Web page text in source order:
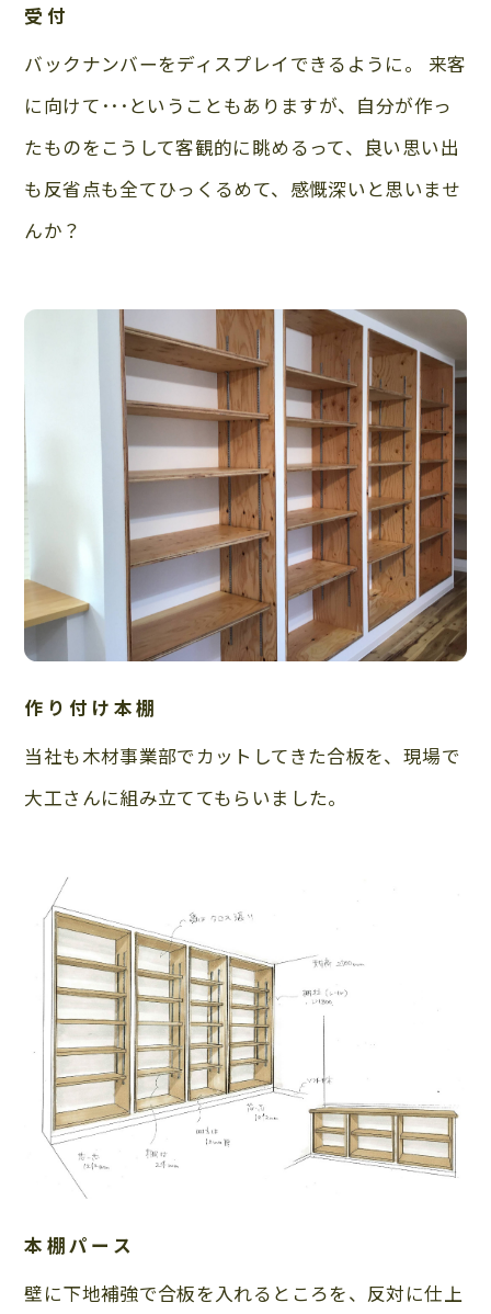
受付
バックナンバーをディスプレイできるように。 来客
に向けて･･･ということもありますが、自分が作っ
たものをこうして客観的に眺めるって、良い思い出
も反省点も全てひっくるめて、感慨深いと思いませ
んか？
作り付け本棚
当社も木材事業部でカットしてきた合板を、現場で
大工さんに組み立ててもらいました。
本棚パース
壁に下地補強で合板を入れるところを、反対に仕上